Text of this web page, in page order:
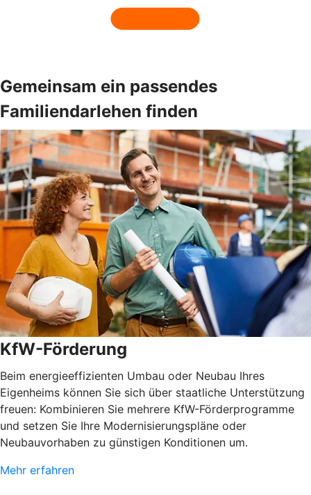
Gemeinsam ein passendes
Familiendarlehen finden
KfW-Förderung
Beim energieeffizienten Umbau oder Neubau Ihres
Eigenheims können Sie sich über staatliche Unterstützung
freuen: Kombinieren Sie mehrere KfW-Förderprogramme
und setzen Sie Ihre Modernisierungspläne oder
Neubauvorhaben zu günstigen Konditionen um.
Mehr erfahren